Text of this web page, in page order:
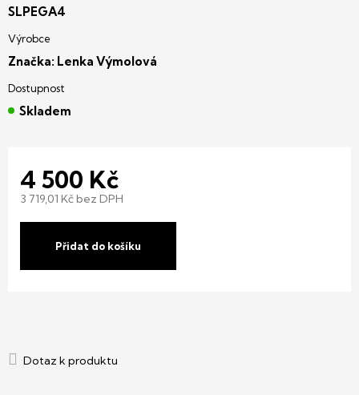
4 500 Kč
3 719,01 Kč bez DPH
Přidat do košíku
SLPEGA4
Značka: Lenka Výmolová
Skladem